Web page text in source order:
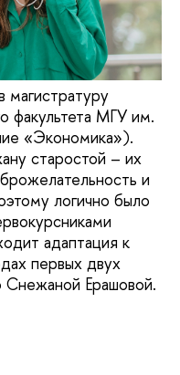
магистратуру
МГУ им.
«Экономика»).
старостой – их
и
логично было
адаптация к
первых двух
Ерашовой.